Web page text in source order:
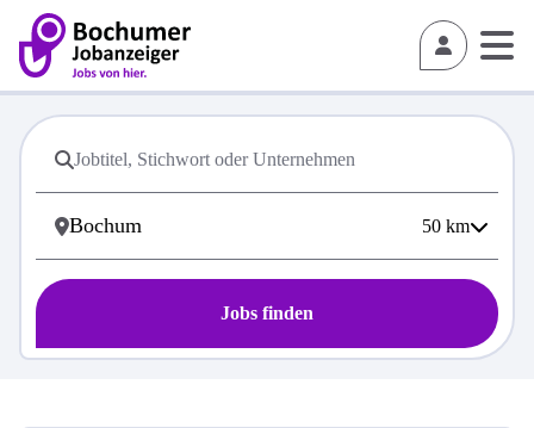
50 km
Jobs finden